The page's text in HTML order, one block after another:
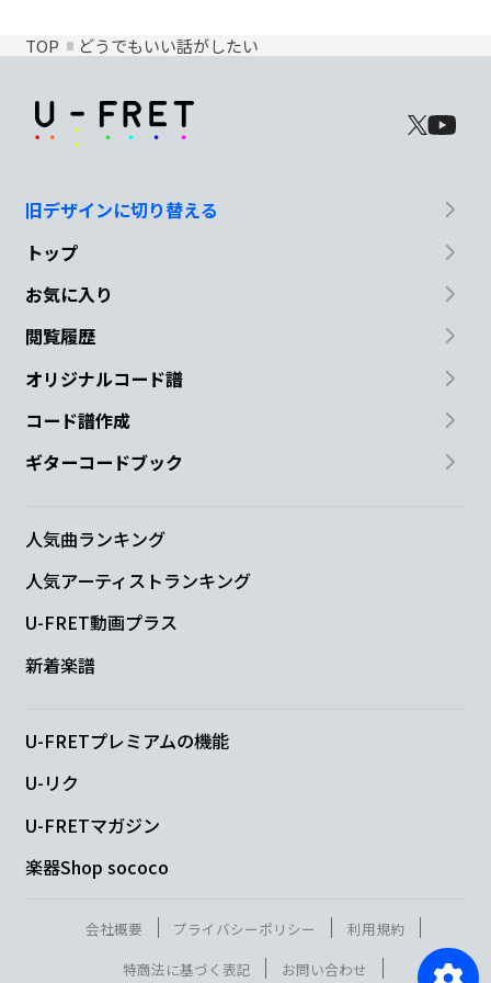
TOP どうでもいい話がしたい
旧デザインに切り替える
トップ
お気に入り
閲覧履歴
オリジナルコード譜
コード譜作成
ギターコードブック
人気曲ランキング
人気アーティストランキング
U-FRET動画プラス
新着楽譜
U-FRETプレミアムの機能
U-リク
U-FRETマガジン
楽器Shop sococo
会社概要 プライバシーポリシー
利用規約
特商法に基づく表記
お問い合わせ